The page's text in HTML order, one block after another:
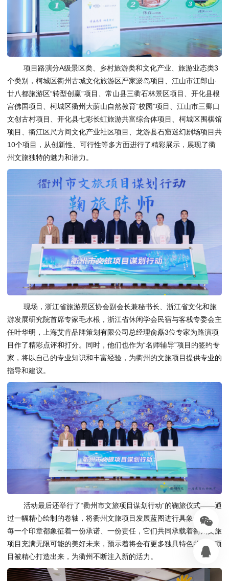
项目路演分A级景区类、乡村旅游类和文化产业、旅游业态类3
个类别，柯城区衢州古城文化旅游区严家淤岛项目、江山市江郎山·
廿八都旅游区“转型创赢”项目、常山县三衢石林景区项目、开化县根
宫佛国项目、柯城区衢州大荫山自然教育“校园”项目、江山市三卿口
文创古村项目、开化县七彩长虹旅游共富综合体项目、柯城区围棋馆
项目、衢江区尺方间文化产业社区项目、龙游县石窟迷幻剧场项目共
10个项目，从创新性、可行性等多方面进行了精彩展示，展现了衢
州文旅独特的魅力和潜力。
现场，浙江省旅游景区协会副会长兼秘书长、浙江省文化和旅
游发展研究院首席专家毛水根，浙江省休闲学会民宿与客栈专委会主
任叶华明，上海艾肯品牌策划有限公司总经理俞磊3位专家为路演项
目作了精彩点评和打分。同时，他们也作为“名师辅导”项目的签约专
家，将以自己的专业知识和丰富经验，为衢州的文旅项目提供专业的
指导和建议。
活动最后还举行了“衢州市文旅项目谋划行动”的鞠旅仪式——通
过一幅精心绘制的卷轴，将衢州文旅项目发展蓝图进行具象化呈现。
每一个印章都象征着一份承诺、一份责任，它们共同承载着衢州文旅
项目充满无限可能的美好未来，预示着将会有更多独具特色的文旅项
目被精心打造出来，为衢州不断注入新的活力。